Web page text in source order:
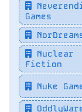
Games
Nuclear
Fiction
Nuke